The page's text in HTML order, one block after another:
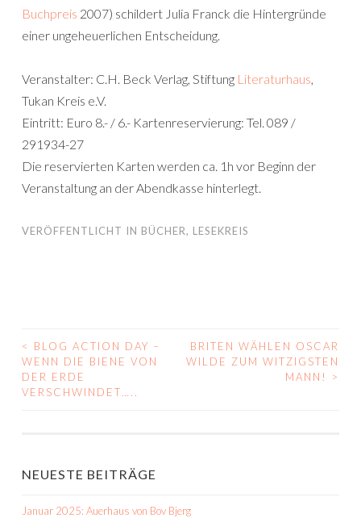
Buchpreis 2007) schildert Julia Franck die Hintergründe
einer ungeheuerlichen Entscheidung.
Veranstalter: C.H. Beck Verlag, Stiftung Literaturhaus,
Tukan Kreis e.V.
Eintritt: Euro 8.- / 6.- Kartenreservierung: Tel. 089 /
291934-27
Die reservierten Karten werden ca. 1h vor Beginn der
Veranstaltung an der Abendkasse hinterlegt.
VERÖFFENTLICHT IN BÜCHER, LESEKREIS
BEITRAGS-
NAVIGATION
<
BLOG ACTION DAY –
WENN DIE BIENE VON
DER ERDE
VERSCHWINDET…..
BRITEN WÄHLEN OSCAR
WILDE ZUM WITZIGSTEN
MANN!
>
NEUESTE BEITRÄGE
Januar 2025: Auerhaus von Bov Bjerg